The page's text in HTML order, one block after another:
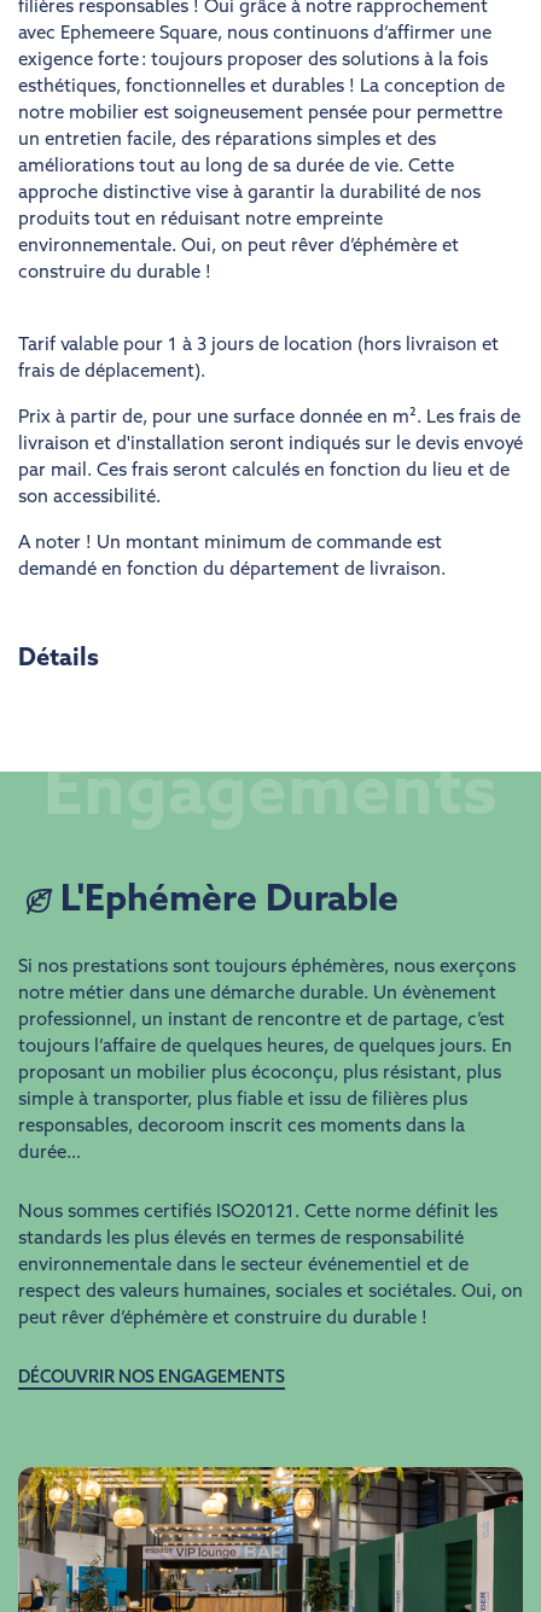
filières responsables ! Oui grâce à notre rapprochement
avec Ephemeere Square, nous continuons d’affirmer une
exigence forte : toujours proposer des solutions à la fois
esthétiques, fonctionnelles et durables ! La conception de
notre mobilier est soigneusement pensée pour permettre
un entretien facile, des réparations simples et des
améliorations tout au long de sa durée de vie. Cette
approche distinctive vise à garantir la durabilité de nos
produits tout en réduisant notre empreinte
environnementale. Oui, on peut rêver d’éphémère et
construire du durable !
Tarif valable pour 1 à 3 jours de location (hors livraison et
frais de déplacement).
Prix à partir de, pour une surface donnée en m². Les frais de
livraison et d'installation seront indiqués sur le devis envoyé
par mail. Ces frais seront calculés en fonction du lieu et de
son accessibilité.
A noter ! Un montant minimum de commande est
demandé en fonction du département de livraison.
Détails
Engagements
L'Ephémère Durable
Si nos prestations sont toujours éphémères, nous exerçons
notre métier dans une démarche durable. Un évènement
professionnel, un instant de rencontre et de partage, c’est
toujours l’affaire de quelques heures, de quelques jours. En
proposant un mobilier plus écoconçu, plus résistant, plus
simple à transporter, plus fiable et issu de filières plus
responsables, decoroom inscrit ces moments dans la
durée…
Nous sommes certifiés ISO20121. Cette norme définit les
standards les plus élevés en termes de responsabilité
environnementale dans le secteur événementiel et de
respect des valeurs humaines, sociales et sociétales. Oui, on
peut rêver d’éphémère et construire du durable !
DÉCOUVRIR NOS ENGAGEMENTS